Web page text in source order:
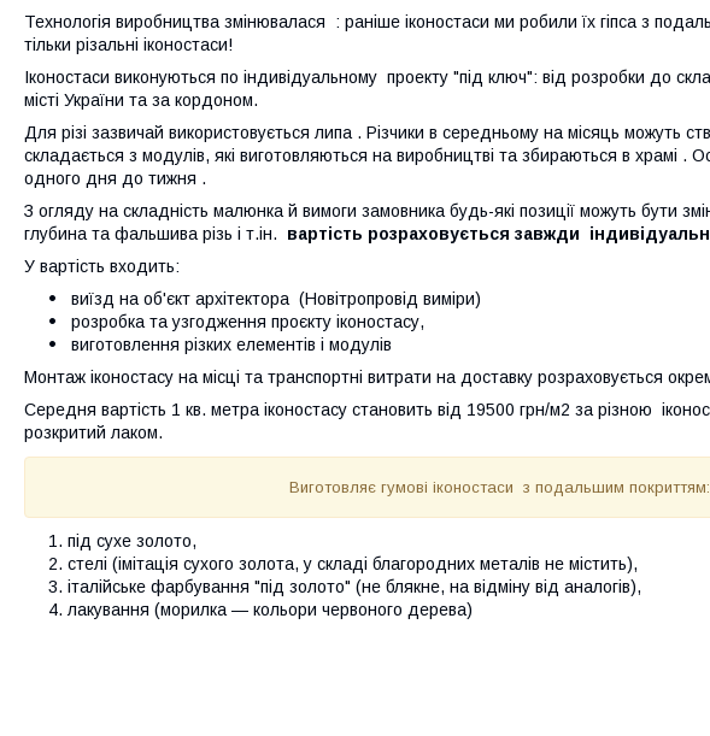
Технологія виробництва змінювалася : раніше іконостаси ми робили їх гіпса з
тільки різальні іконостаси!
Іконостаси виконуються по індивідуальному проекту "під ключ": від розробки до
місті України та за кордоном.
Для різі зазвичай використовується липа . Різчики в середньому на місяць можуть
складається з модулів, які виготовляються на виробництві та збираються в храмі .
одного дня до тижня .
З огляду на складність малюнка й вимоги замовника будь-які позиції можуть бути
глубина та фальшива різь і т.ін. вартість розраховується завжди
У вартість входить:
виїзд на об'єкт архітектора (Новітропровід виміри)
розробка та узгодження проєкту іконостасу,
виготовлення різких елементів і модулів
Монтаж іконостасу на місці та транспортні витрати на доставку розраховується
Середня вартість 1 кв. метра іконостасу становить від 19500 грн/м2 за різною
розкритий лаком.
Виготовляє гумові іконостаси з подальшим покриттям:
під сухе золото,
стелі (імітація сухого золота, у складі благородних металів не містить),
італійське фарбування "під золото" (не блякне, на відміну від аналогів),
лакування (морилка — кольори червоного дерева)